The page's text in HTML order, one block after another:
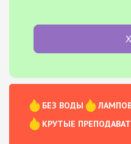
БЕЗ ВОДЫ
КРУТЫЕ